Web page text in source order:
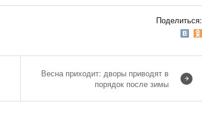
Поделиться:
Весна приходит: дворы приводят в
порядок после зимы